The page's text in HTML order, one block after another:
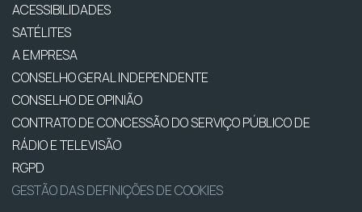
ACESSIBILIDADES
SATÉLITES
A EMPRESA
CONSELHO GERAL INDEPENDENTE
CONSELHO DE OPINIÃO
CONTRATO DE CONCESSÃO DO SERVIÇO PÚBLICO DE
RÁDIO E TELEVISÃO
RGPD
GESTÃO DAS DEFINIÇÕES DE COOKIES